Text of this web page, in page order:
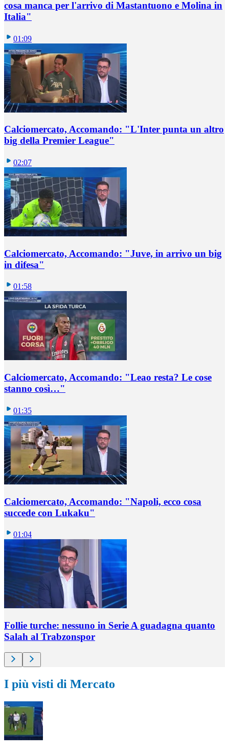
cosa manca per l'arrivo di Mastantuono e Molina in
Italia"
01:09
Calciomercato, Accomando: "L'Inter punta un altro
big della Premier League"
02:07
Calciomercato, Accomando: "Juve, in arrivo un big
in difesa"
01:58
Calciomercato, Accomando: "Leao resta? Le cose
stanno così…"
01:35
Calciomercato, Accomando: "Napoli, ecco cosa
succede con Lukaku"
01:04
Follie turche: nessuno in Serie A guadagna quanto
Salah al Trabzonspor
I più visti di Mercato